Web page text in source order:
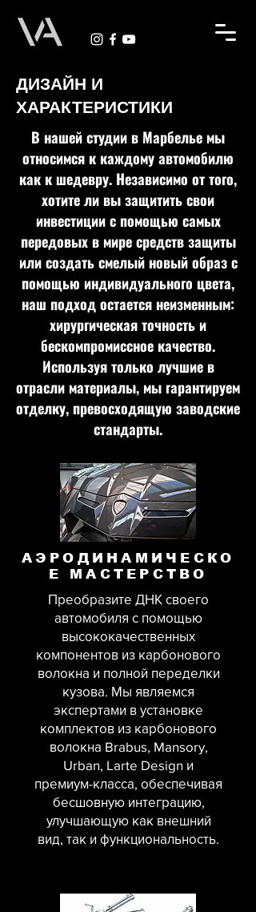
ДИЗАЙН И
ХАРАКТЕРИСТИКИ
В нашей студии в Марбелье мы
относимся к каждому автомобилю
как к шедевру. Независимо от того,
хотите ли вы защитить свои
инвестиции с помощью самых
передовых в мире средств защиты
или создать смелый новый образ с
помощью индивидуального цвета,
наш подход остается неизменным:
хирургическая точность и
бескомпромиссное качество.
Используя только лучшие в
отрасли материалы, мы гарантируем
отделку, превосходящую заводские
стандарты.
АЭРОДИНАМИЧЕСКО
Е МАСТЕРСТВО
Преобразите ДНК своего
автомобиля с помощью
высококачественных
компонентов из карбонового
волокна и полной переделки
кузова. Мы являемся
экспертами в установке
комплектов из карбонового
волокна Brabus, Mansory,
Urban, Larte Design и
премиум-класса, обеспечивая
бесшовную интеграцию,
улучшающую как внешний
вид, так и функциональность.